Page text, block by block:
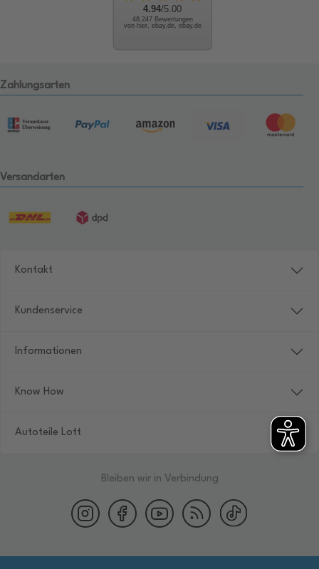
4.94/5.00
48.247 Bewertungen
von hier, ebay.de, ebay.de
Zahlungsarten
Versandarten
Kontakt
Kundenservice
Informationen
Know How
Autoteile Lott
Bleiben wir in Verbindung